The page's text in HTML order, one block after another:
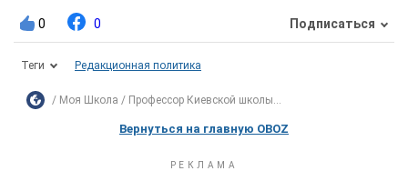
0 0 Подписаться
Теги Редакционная политика
Моя Школа Профессор Киевской школы...
Вернуться на главную OBOZ